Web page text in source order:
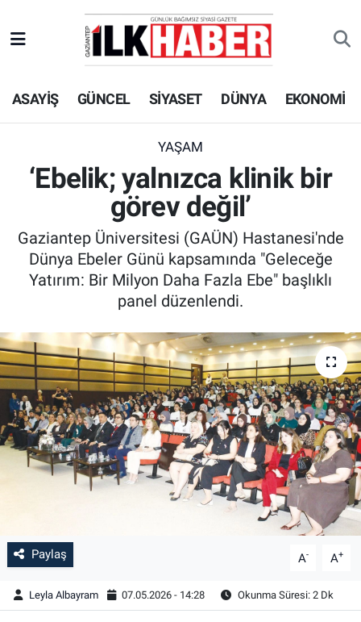
ASAYİŞ GÜNCEL SİYASET DÜNYA EKONOMİ
YAŞAM
‘Ebelik; yalnızca klinik bir
görev değil’
Gaziantep Üniversitesi (GAÜN) Hastanesi'nde
Dünya Ebeler Günü kapsamında "Geleceğe
Yatırım: Bir Milyon Daha Fazla Ebe" başlıklı
panel düzenlendi.
Paylaş A- A+
Leyla Albayram 07.05.2026 - 14:28 Okunma Süresi: 2 Dk
EKONOMİ
SİYASET
SPOR
TEKNOLOJİ
ASAYİŞ
KÜLTÜR - SANAT
Beyoğlu Hava Durumu
Beyoğlu Trafik Yoğunluk Haritası
Süper Lig Puan Durumu ve Fikstür
Tüm Manşetler
Son Dakika Haberleri
Haber Arşivi